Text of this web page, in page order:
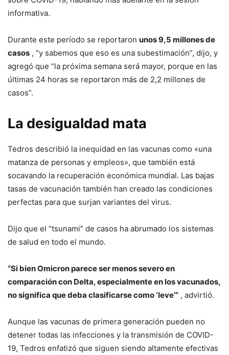
informativa.
Durante este período se reportaron unos 9,5 millones de
casos , “y sabemos que eso es una subestimación”, dijo, y
agregó que “la próxima semana será mayor, porque en las
últimas 24 horas se reportaron más de 2,2 millones de
casos”.
La desigualdad mata
Tedros describió la inequidad en las vacunas como «una
matanza de personas y empleos», que también está
socavando la recuperación económica mundial. Las bajas
tasas de vacunación también han creado las condiciones
perfectas para que surjan variantes del virus.
Dijo que el “tsunami” de casos ha abrumado los sistemas
de salud en todo el mundo.
“Si bien Omicron parece ser menos severo en
comparación con Delta, especialmente en los vacunados,
no significa que deba clasificarse como ‘leve’” , advirtió.
Aunque las vacunas de primera generación pueden no
detener todas las infecciones y la transmisión de COVID-
19, Tedros enfatizó que siguen siendo altamente efectivas